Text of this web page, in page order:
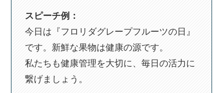
スピーチ例：
今日は『フロリダグレープフルーツの日』
です。新鮮な果物は健康の源です。
私たちも健康管理を大切に、毎日の活力に
繋げましょう。